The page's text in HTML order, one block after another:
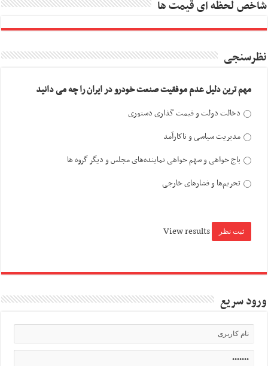
شاخص لحظه ای قیمت ها
نظرسنجی
مهم ترین دلیل عدم موفقیت صنعت خودرو در ایران را چه می دانید
دخالت دولت و قیمت گذاری دستوری
مدیریت سیاسی و ناکارآمد
باج خواهی و سهم خواهی نماینده‌های مجلس و دیگر گروه ها
تحریم‌ها و فشارهای خارجی
View results
ورود سریع